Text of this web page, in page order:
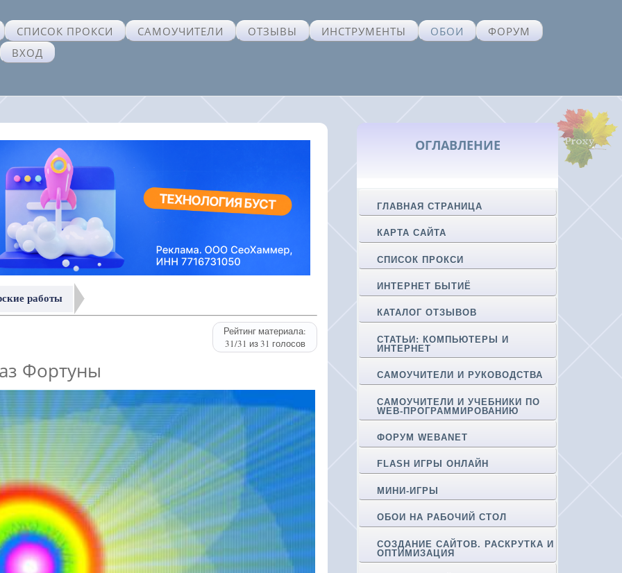
СПИСОК ПРОКСИ САМОУЧИТЕЛИ ОТЗЫВЫ ИНСТРУМЕНТЫ ОБОИ
ФОРУМ
ВХОД
работы
Рейтинг материала:
31/31 из31 голосов
Фортуны
ОГЛАВЛЕНИЕ
ГЛАВНАЯ СТРАНИЦА
КАРТА САЙТА
СПИСОК ПРОКСИ
ИНТЕРНЕТ БЫТИЁ
КАТАЛОГ ОТЗЫВОВ
СТАТЬИ: КОМПЬЮТЕРЫ И
ИНТЕРНЕТ
САМОУЧИТЕЛИ И РУКОВОДСТВА
САМОУЧИТЕЛИ И УЧЕБНИКИ ПО
WEB-ПРОГРАММИРОВАНИЮ
ФОРУМ WEBANET
FLASH ИГРЫ ОНЛАЙН
МИНИ-ИГРЫ
ОБОИ НА РАБОЧИЙ СТОЛ
СОЗДАНИЕ САЙТОВ. РАСКРУТКА И
ОПТИМИЗАЦИЯ